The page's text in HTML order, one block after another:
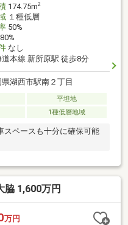
174.75m2
１種低層
50%
なし
本線 新所原駅 徒歩8分
湖西市駅南２丁目
平坦地
1種低層地域
ペースも十分に確保可能
脇 1,600万円
万円